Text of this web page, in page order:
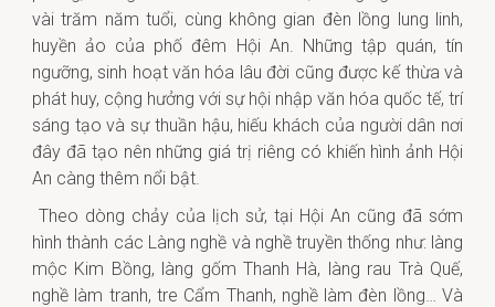
vài trăm năm tuổi, cùng không gian đèn lồng lung linh,
huyền ảo của phố đêm Hội An. Những tập quán, tín
ngưỡng, sinh hoạt văn hóa lâu đời cũng được kế thừa và
phát huy, cộng hưởng với sự hội nhập văn hóa quốc tế, trí
sáng tạo và sự thuần hậu, hiếu khách của người dân nơi
đây đã tạo nên những giá trị riêng có khiến hình ảnh Hội
An càng thêm nổi bật.
Theo dòng chảy của lịch sử, tại Hội An cũng đã sớm
hình thành các Làng nghề và nghề truyền thống như: làng
mộc Kim Bồng, làng gốm Thanh Hà, làng rau Trà Quế,
nghề làm tranh, tre Cẩm Thanh, nghề làm đèn lồng…Và